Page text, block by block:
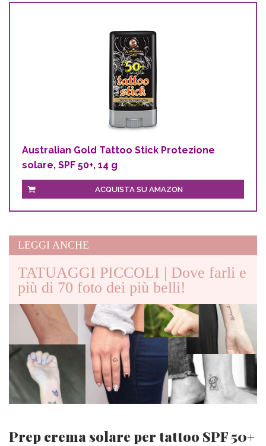
Australian Gold Tattoo Stick Protezione
solare, SPF 50+, 14 g
ACQUISTA SU AMAZON
LEGGI ANCHE
TATUAGGI PICCOLI | Dove farli e
più di 70 foto dei più belli!
Prep crema solare per tattoo SPF 50+